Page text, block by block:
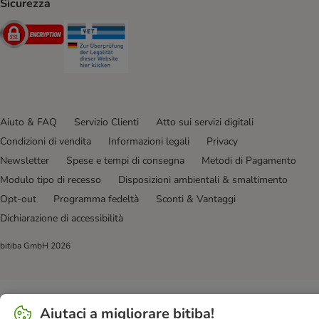
Sicurezza
Security
Aiuto & FAQ Servizio Clienti
Atto sui servizi digitali
Condizioni di vendita
Informazioni legali
Privacy
Newsletter
Spese e tempi di consegna
Metodi di Pagamento
Modulo tipo di recesso
Disposizioni ambientali & smaltimento
Opt-out
Programma fedeltà
Sconti & Vantaggi
Dichiarazione di accessibilità
bitiba GmbH 2026
Aiutaci a migliorare bitiba!